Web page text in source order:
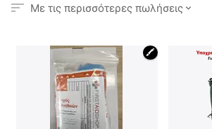
Με τις περισσότερες πωλήσεις
🖍